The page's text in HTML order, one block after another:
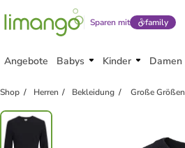
Sparen mit family
Angebote Babys Kinder Damen
Shop Herren Bekleidung Große Größen